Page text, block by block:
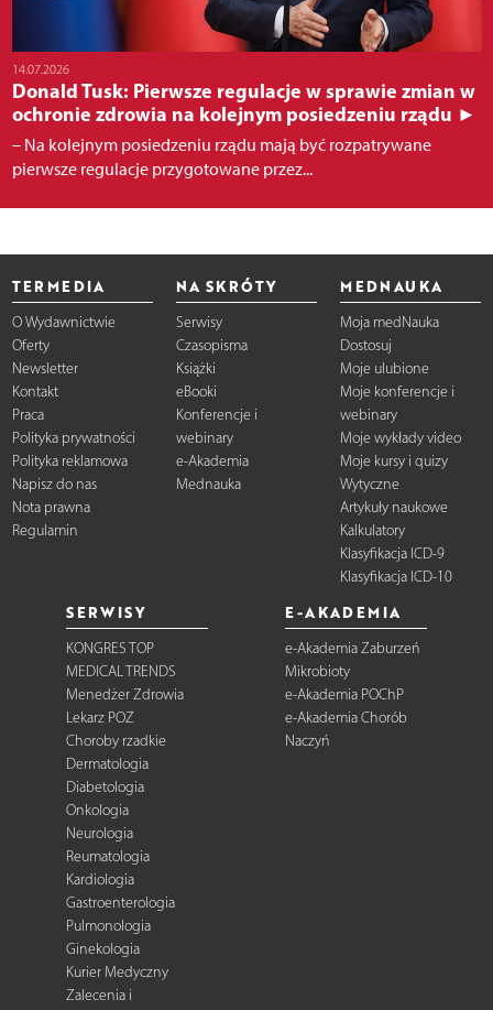
14.07.2026
Donald Tusk: Pierwsze regulacje w sprawie zmian w
ochronie zdrowia na kolejnym posiedzeniu rządu ►
– Na kolejnym posiedzeniu rządu mają być rozpatrywane
pierwsze regulacje przygotowane przez...
TERMEDIA
O Wydawnictwie
Oferty
Newsletter
Kontakt
Praca
Polityka prywatności
Polityka reklamowa
Napisz do nas
Nota prawna
Regulamin
NA SKRÓTY
Serwisy
Czasopisma
Książki
eBooki
Konferencje i
webinary
e-Akademia
Mednauka
MEDNAUKA
Moja medNauka
Dostosuj
Moje ulubione
Moje konferencje i
webinary
Moje wykłady video
Moje kursy i quizy
Wytyczne
Artykuły naukowe
Kalkulatory
Klasyfikacja ICD-9
Klasyfikacja ICD-10
SERWISY
KONGRES TOP
MEDICAL TRENDS
Menedżer Zdrowia
Lekarz POZ
Choroby rzadkie
Dermatologia
Diabetologia
Onkologia
Neurologia
Reumatologia
Kardiologia
Gastroenterologia
Pulmonologia
Ginekologia
Kurier Medyczny
Zalecenia i
E-AKADEMIA
e-Akademia Zaburzeń
Mikrobioty
e-Akademia POChP
e-Akademia Chorób
Naczyń